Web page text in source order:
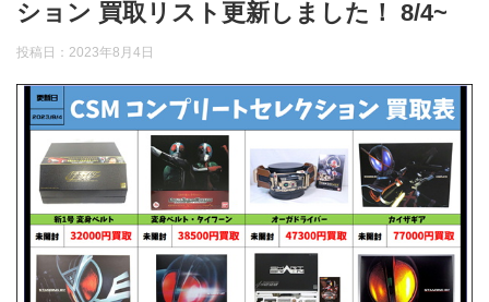
ション 買取リスト更新しました！ 8/4~
投稿日： 2023年8月4日